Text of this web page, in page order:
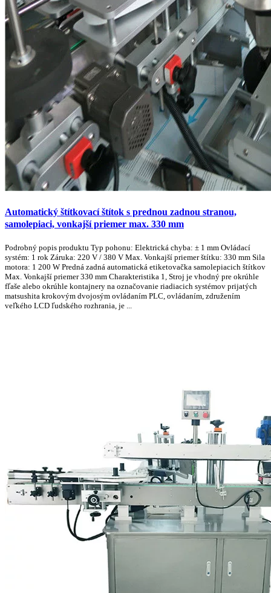
Automatický štítkovací štítok s prednou zadnou stranou,
samolepiaci, vonkajší priemer max. 330 mm
Podrobný popis produktu Typ pohonu: Elektrická chyba: ± 1 mm Ovládací
systém: 1 rok Záruka: 220 V / 380 V Max. Vonkajší priemer štítku: 330 mm Sila
motora: 1 200 W Predná zadná automatická etiketovačka samolepiacich štítkov
Max. Vonkajší priemer 330 mm Charakteristika 1, Stroj je vhodný pre okrúhle
fľaše alebo okrúhle kontajnery na označovanie riadiacich systémov prijatých
matsushita krokovým dvojosým ovládaním PLC, ovládaním, združením
veľkého LCD ľudského rozhrania, je ...